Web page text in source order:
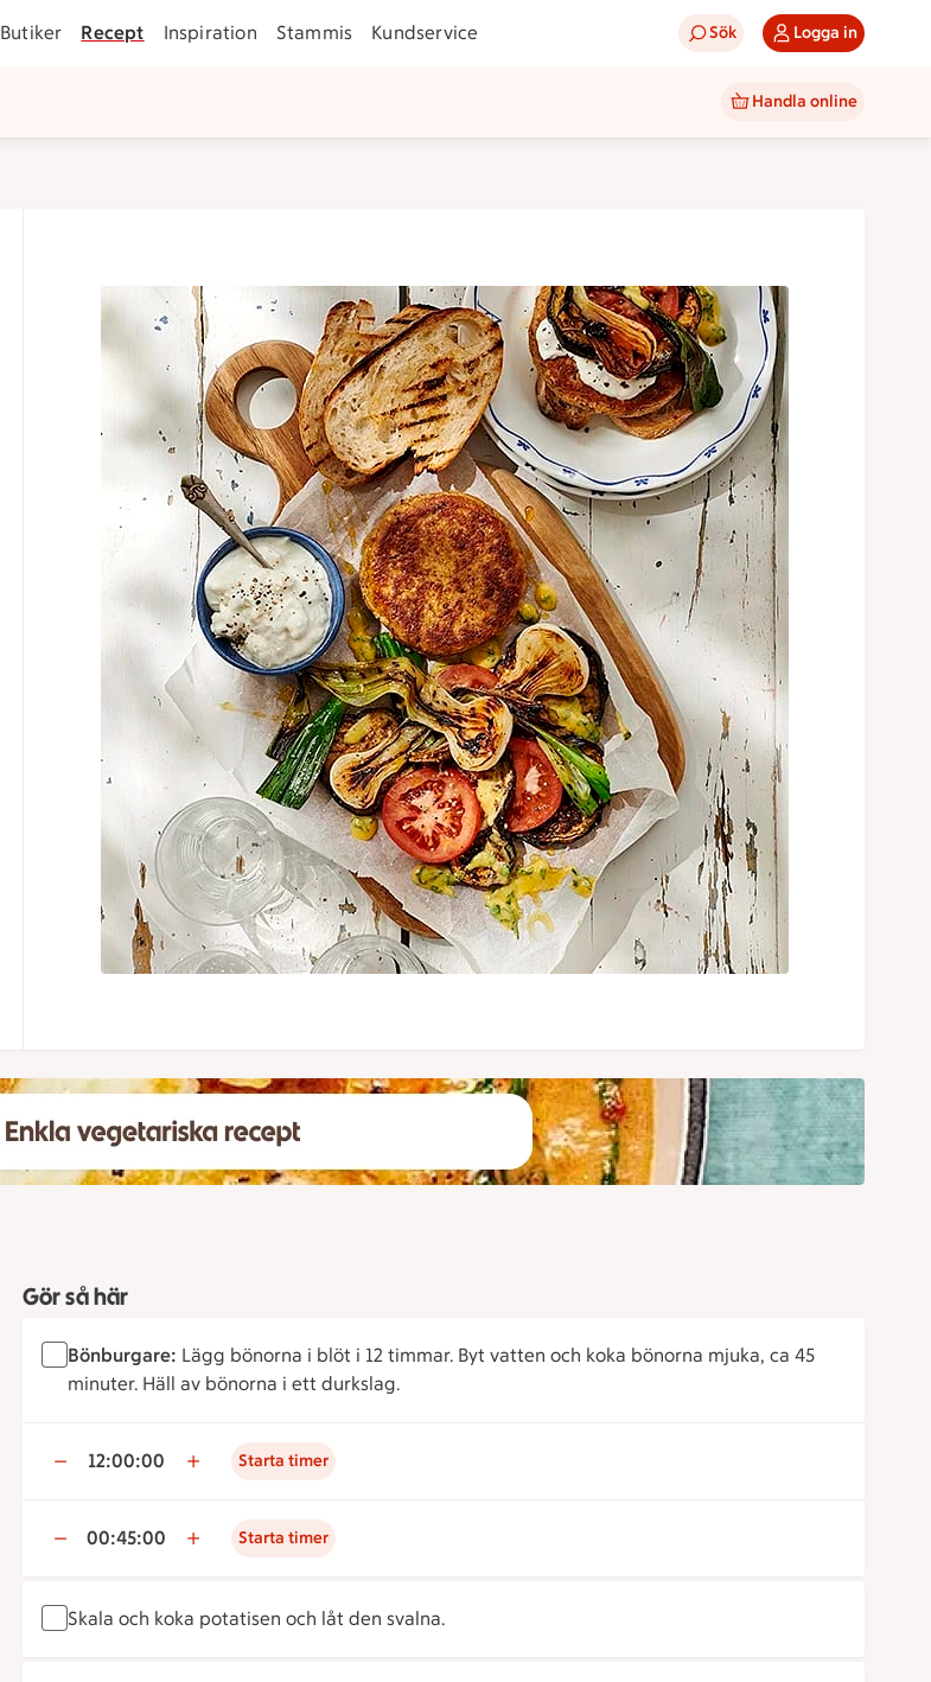
Butiker Recept Inspiration Stammis Kundservice Sök Logga in
Handla online
Gör så här
Bönburgare: Lägg bönorna i blöt i 12 timmar. Byt vatten och koka bönorna mjuka, ca 45
minuter. Häll av bönorna i ett durkslag.
12:00:00 Starta timer
00:45:00 Starta timer
Skala och koka potatisen och låt den svalna.